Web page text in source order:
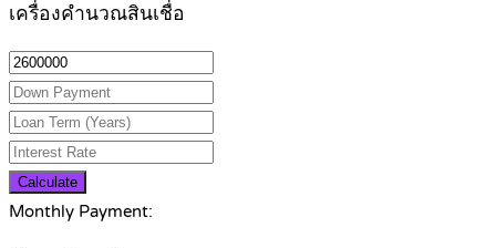
เครื่องคำนวณสินเชื่อ
Calculate
Monthly Payment: